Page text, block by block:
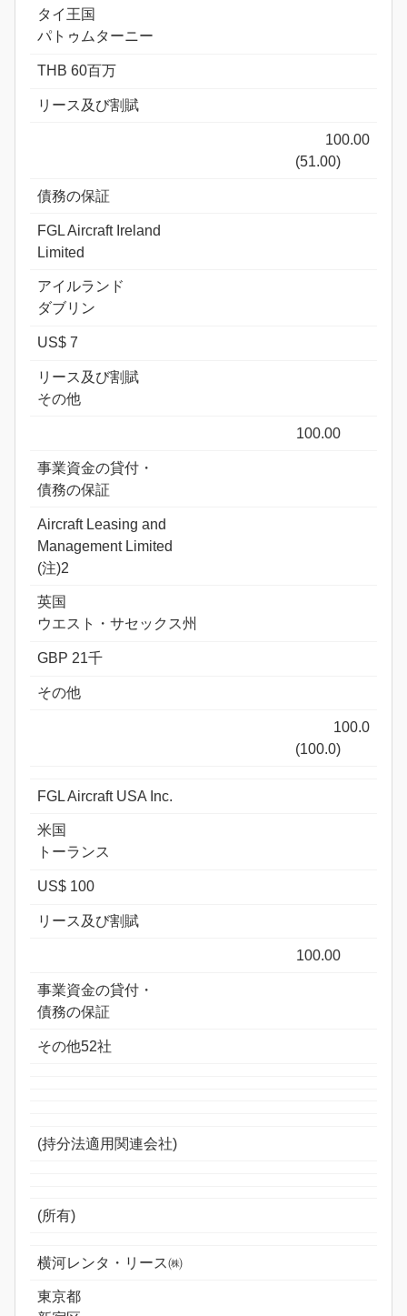
タイ王国
パトゥムターニー
THB 60百万
リース及び割賦
100.00
(51.00)
債務の保証
FGL Aircraft Ireland
Limited
アイルランド
ダブリン
US$ 7
リース及び割賦
その他
100.00
事業資金の貸付・
債務の保証
Aircraft Leasing and
Management Limited
(注)2
英国
ウエスト・サセックス州
GBP 21千
その他
100.0
(100.0)
FGL Aircraft USA Inc.
米国
トーランス
US$ 100
リース及び割賦
100.00
事業資金の貸付・
債務の保証
その他52社
(持分法適用関連会社)
(所有)
横河レンタ・リース㈱
東京都